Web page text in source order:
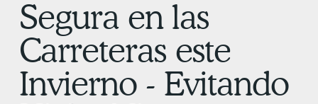
Segura en las
Carreteras este
Invierno - Evitando